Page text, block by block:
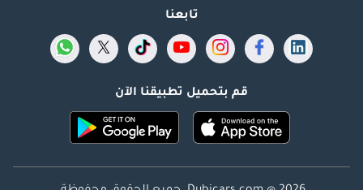
تابعنا
قم بتحميل تطبيقنا الآن